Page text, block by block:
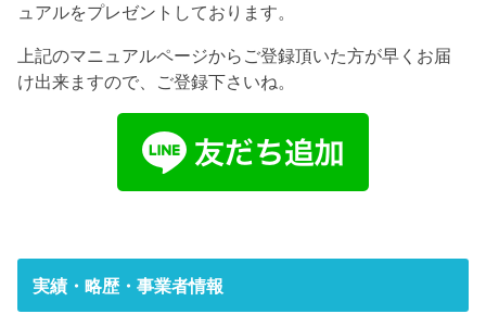
ュアルをプレゼントしております。
上記のマニュアルページからご登録頂いた方が早くお届
け出来ますので、ご登録下さいね。
実績・略歴・事業者情報